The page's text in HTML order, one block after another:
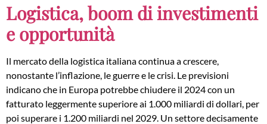
Logistica, boom di investimenti
e opportunità
Il mercato della logistica italiana continua a crescere,
nonostante l’inflazione, le guerre e le crisi. Le previsioni
indicano che in Europa potrebbe chiudere il 2024 con un
fatturato leggermente superiore ai 1.000 miliardi di dollari, per
poi superare i 1.200 miliardi nel 2029. Un settore decisamente